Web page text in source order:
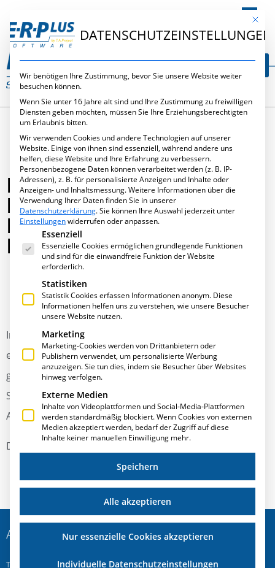
DE
FASSADE 5/2017 –
EFFIZIENTES
BUDGETCONTROLLING BEI
LAUFENDEN PROJEKTEN
Oktober 17, 2017 ,Publikationen
Immer weiter sinkende Renditen im Fassadenbau
erfordern zusätzliche Maßnahmen des Controllings. Ein
geeignetes Werkzeug für das Budgetcontrolling auf
Seiten des Fassadenbau-Unternehmens ist die
Arbeitskalkulation.
Den kompletten Artikel finden Sie hier
ADRESSE
T.A.Project GmbH
Mit
DATENSCHUTZEINSTELLUNGEN
Wir benötigen Ihre Zustimmung, bevor Sie unsere Website weiter
besuchen können.
Wenn Sie unter 16 Jahre alt sind und Ihre Zustimmung zu freiwilligen
Diensten geben möchten, müssen Sie Ihre Erziehungsberechtigten
um Erlaubnis bitten.
Wir verwenden Cookies und andere Technologien auf unserer
Website. Einige von ihnen sind essenziell, während andere uns
helfen, diese Website und Ihre Erfahrung zu verbessern.
Personenbezogene Daten können verarbeitet werden (z. B. IP-
Adressen), z. B. für personalisierte Anzeigen und Inhalte oder
Anzeigen- und Inhaltsmessung.Weitere Informationen über die
Verwendung Ihrer Daten finden Sie in unserer
Datenschutzerklärung.Sie können Ihre Auswahl jederzeit unter
Einstellungenwiderrufen oder anpassen.
Es folgt eine Liste der Service-Gruppen, für die eine
Essenziell
Essenzielle Cookies ermöglichen grundlegende Funktionen
und sind für die einwandfreie Funktion der Website
erforderlich.
Statistiken
Statistik Cookies erfassen Informationen anonym. Diese
Informationen helfen uns zu verstehen, wie unsere Besucher
unsere Website nutzen.
Marketing
Marketing-Cookies werden von Drittanbietern oder
Publishern verwendet, um personalisierte Werbung
anzuzeigen. Sie tun dies, indem sie Besucher über Websites
hinweg verfolgen.
Externe Medien
Inhalte von Videoplattformen und Social-Media-Plattformen
werden standardmäßig blockiert. Wenn Cookies von externen
Medien akzeptiert werden, bedarf der Zugriff auf diese
Inhalte keiner manuellen Einwilligung mehr.
Speichern
Alle akzeptieren
Nur essenzielle Cookies akzeptieren
Individuelle Datenschutzeinstellungen